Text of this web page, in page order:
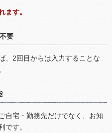
ます。
要
、2回目からは入力することな
自宅・勤務先だけでなく、お知
です。